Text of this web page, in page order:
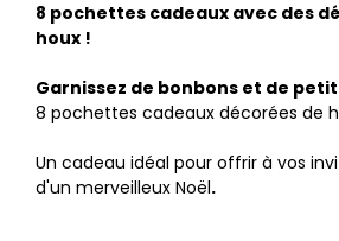
8 pochettes cadeaux avec des
houx !
Garnissez de bonbons et de
8 pochettes cadeaux décorées de
Un cadeau idéal pour offrir à vos
d'un merveilleux Noël.